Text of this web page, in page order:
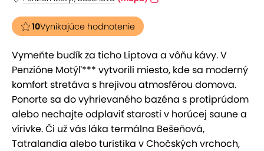
10Vynikajúce hodnotenie
Vymeňte budík za ticho Liptova a vôňu kávy. V
Penzióne Motýľ*** vytvorili miesto, kde sa moderný
komfort stretáva s hrejivou atmosférou domova.
Ponorte sa do vyhrievaného bazéna s protiprúdom
alebo nechajte odplaviť starosti v horúcej saune a
vírivke. Či už vás láka termálna Bešeňová,
Tatralandia alebo turistika v Chočských vrchoch,